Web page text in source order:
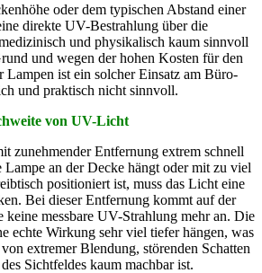
oder dem typischen Abstand einer
direkte UV-Bestrahlung über die
und physikalisch kaum sinnvoll
und wegen der hohen Kosten für den
Lampen ist ein solcher Einsatz am Büro-
und praktisch nicht sinnvoll.
von UV-Licht
zunehmender Entfernung extrem schnell
Lampe an der Decke hängt oder mit zu viel
positioniert ist, muss das Licht eine
Bei dieser Entfernung kommt auf der
keine messbare UV-Strahlung mehr an. Die
echte Wirkung sehr viel tiefer hängen, was
extremer Blendung, störenden Schatten
Sichtfeldes kaum machbar ist.